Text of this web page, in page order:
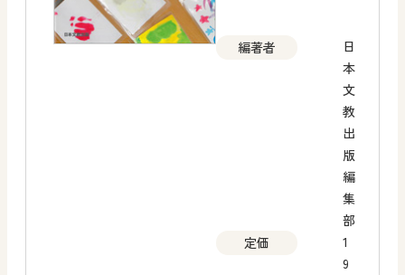
編著者
日
本
文
教
出
版
編
集
部
定価
1
9